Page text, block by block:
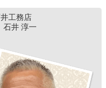
工務店
井 淳一